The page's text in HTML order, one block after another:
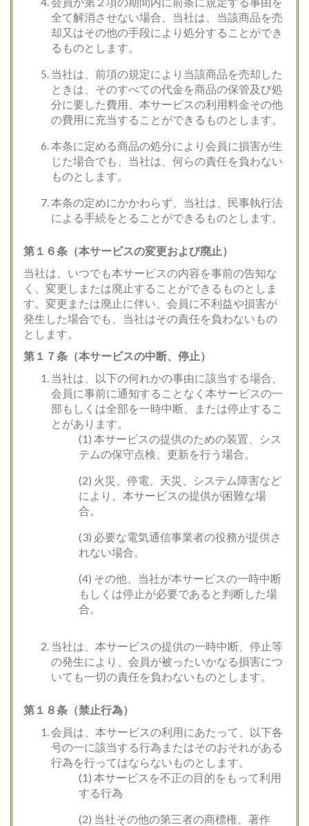
全て解消させない場合、当社は、当該商品を売
却又はその他の手段により処分することができ
るものとします。
当社は、前項の規定により当該商品を売却した
ときは、そのすべての代金を商品の保管及び処
分に要した費用、本サービスの利用料金その他
の費用に充当することができるものとします。
本条に定める商品の処分により会員に損害が生
じた場合でも、当社は、何らの責任を負わない
ものとします。
本条の定めにかかわらず、当社は、民事執行法
による手続をとることができるものとします。
第１６条（本サービスの変更および廃止）
当社は、いつでも本サービスの内容を事前の告知な
く、変更しまたは廃止することができるものとしま
す。変更または廃止に伴い、会員に不利益や損害が
発生した場合でも、当社はその責任を負わないもの
とします。
第１７条（本サービスの中断、停止）
当社は、以下の何れかの事由に該当する場合、
会員に事前に通知することなく本サービスの一
部もしくは全部を一時中断、または停止するこ
とがあります。
(1) 本サービスの提供のための装置、シス
テムの保守点検、更新を行う場合。
(2) 火災、停電、天災、システム障害など
により、本サービスの提供が困難な場
合。
(3) 必要な電気通信事業者の役務が提供さ
れない場合。
(4) その他、当社が本サービスの一時中断
もしくは停止が必要であると判断した場
合。
当社は、本サービスの提供の一時中断、停止等
の発生により、会員が被ったいかなる損害につ
いても一切の責任を負わないものとします。
第１８条（禁止行為）
会員は、本サービスの利用にあたって、以下各
号の一に該当する行為またはそのおそれがある
行為を行ってはならないものとします。
(1) 本サービスを不正の目的をもって利用
する行為
(2) 当社その他の第三者の商標権、著作